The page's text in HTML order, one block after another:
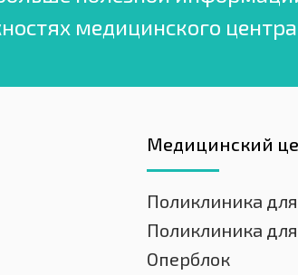
медицинского
Медицинский
Поликлиника
Поликлиника
Оперблок